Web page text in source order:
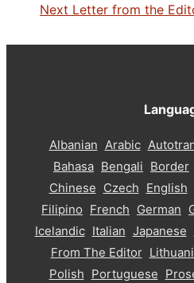
Next Letter from the
Albanian Arabic
Bahasa Bengali Border
Chinese Czech English
Filipino French German
Icelandic Italian Japanese
From The Editor
Polish Portuguese